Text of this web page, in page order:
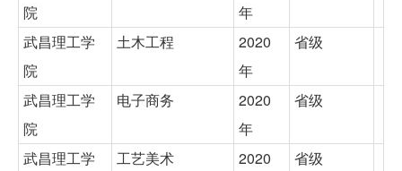
院
年
武昌理工学
院
土木工程
2020
年
省级
武昌理工学
院
电子商务
2020
年
省级
武昌理工学
工艺美术
2020
省级